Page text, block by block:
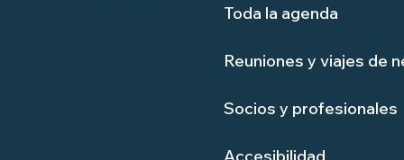
Toda la agenda
Reuniones y viajes de
Socios y profesionales